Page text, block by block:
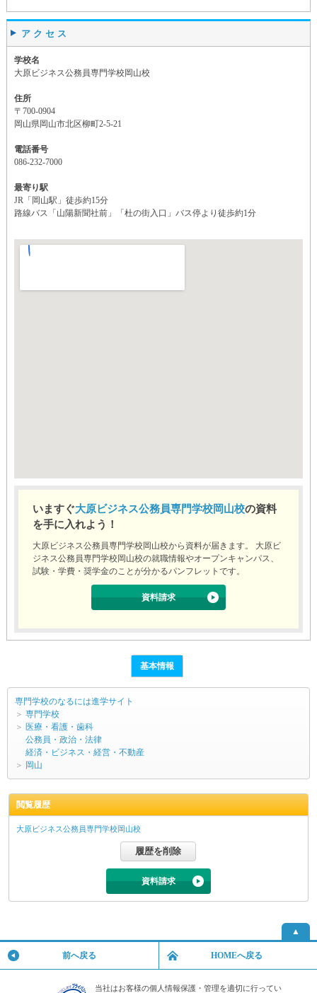
アクセス
学校名
大原ビジネス公務員専門学校岡山校
住所
〒700-0904
岡山県岡山市北区柳町2-5-21
電話番号
086-232-7000
最寄り駅
JR「岡山駅」徒歩約15分
路線バス「山陽新聞社前」「杜の街入口」バス停より徒歩約1分
いますぐ大原ビジネス公務員専門学校岡山校の資料
を手に入れよう！
大原ビジネス公務員専門学校岡山校から資料が届きます。 大原ビ
ジネス公務員専門学校岡山校の就職情報やオープンキャンパス、
試験・学費・奨学金のことが分かるパンフレットです。
資料請求
基本情報
専門学校のなるには進学サイト
＞ 専門学校
＞ 医療・看護・歯科
公務員・政治・法律
経済・ビジネス・経営・不動産
＞ 岡山
閲覧履歴
大原ビジネス公務員専門学校岡山校
資料請求
▲
前へ戻る HOMEへ戻る
当社はお客様の個人情報保護・管理を適切に行ってい